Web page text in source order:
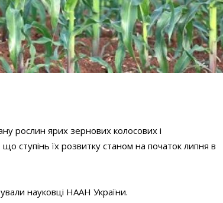
рослин ярих зернових колосових і
ступінь їх розвитку станом на початок липня в
науковці НААН України.